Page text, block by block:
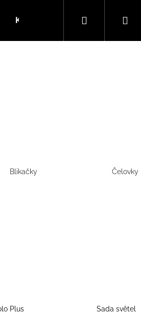
Kola SLEVYHledat
Blikačky Čelovky
Plus
Sada světel